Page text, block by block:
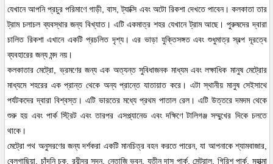
যেখানে আপনি প্রচুর পরিমাণে গাড়ী, বাস, ট্যাক্সি এবং অটো রিকশা দেখতে পাবেন। কলকাতা তার
ট্রাম চলাচল ব্যবস্থার জন্য বিখ্যাত। এটি একমাত্র শহর যেখানে ট্রাম আছে। পুরুষদের দ্বারা
চালিত রিকশা এখানে একটি প্রচলিত দৃশ্য। এর ভাড়া যুক্তিসঙ্গত এবং শুধুমাত্র স্বল্প দূরত্বে
ব্যবহারের জন্য মন্দ নয়।
কলকাতার মেট্রো, ভ্রমণের জন্য এক অত্যন্ত সুবিধাজনক মাধ্যম এবং লক্ষাধিক মানুষ মেট্রোর
মাধ্যমে শহরের এক প্রান্ত থেকে অন্য প্রান্তে যাতায়াত করে। এটা স্থানীয় মানুষ সেইসাথে
পর্যটকদের দ্বারা বিশ্বস্ত। এটি ভারতের মধ্যে প্রথম পাতাল রেল। এটি উত্তরে দমদম থেকে
শুরু হয় এবং পার্ক স্ট্রিট এবং তারপর এসপ্ল্যানেড এবং দক্ষিণে টালিগঞ্জ সম্মুখের দিকে চলতে
থাকে।
মেট্রো পথ অনুসরণের জন্য দর্শকরা একটি মানচিত্র বহন করতে পারেন, যা আপনাকে শ্যামবাজার,
বেলগাছিয়া, চাঁদনি চক, রবীন্দ্র সদন, নেতাজি ভবন, যতীন দাস পার্ক, সেন্ট্রাল, গিরিশ পার্ক, মহাত্মা